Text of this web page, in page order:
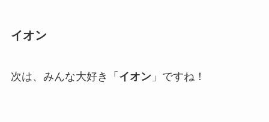
イオン
次は、みんな大好き「 イオン」ですね！